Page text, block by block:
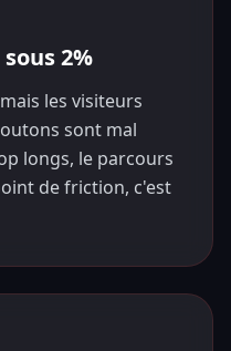
2%
les visiteurs
sont mal
longs, le parcours
de friction, c'est